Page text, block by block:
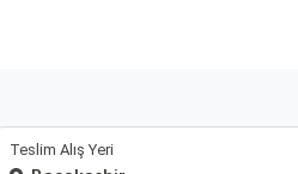
Teslim Alış Yeri